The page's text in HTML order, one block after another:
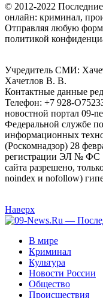
© 2012-2022
онлайн: криминал,
Отправляя любую
политикой
Учредитель СМИ:
Хaчeтлoв B. B.
Контактные данные
Телефон: +7 928-
новостной портал 09-
Федеральной службе
информационных
(Роскомнадзор) 28
регистрации ЭЛ № ФС
сайта разрешено,
noindex и nofollow)
Наверх
В мире
Криминал
Культура
Новости России
Общество
Происшествия